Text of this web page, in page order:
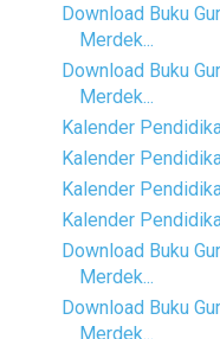
Download Buku
Merdek...
Download Buku
Merdek...
Kalender
Kalender
Kalender
Kalender
Download Buku
Merdek...
Download Buku
Merdek...